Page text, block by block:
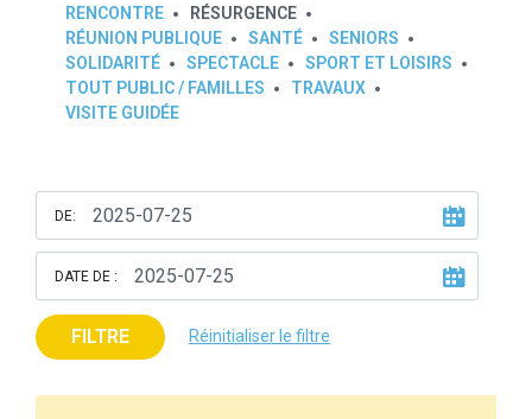
RENCONTRE
RÉSURGENCE
RÉUNION PUBLIQUE
SANTÉ
SENIORS
SOLIDARITÉ
SPECTACLE
SPORT ET LOISIRS
TOUT PUBLIC / FAMILLES
TRAVAUX
VISITE GUIDÉE
DE:
DATE DE :
FILTRE Réinitialiser le filtre